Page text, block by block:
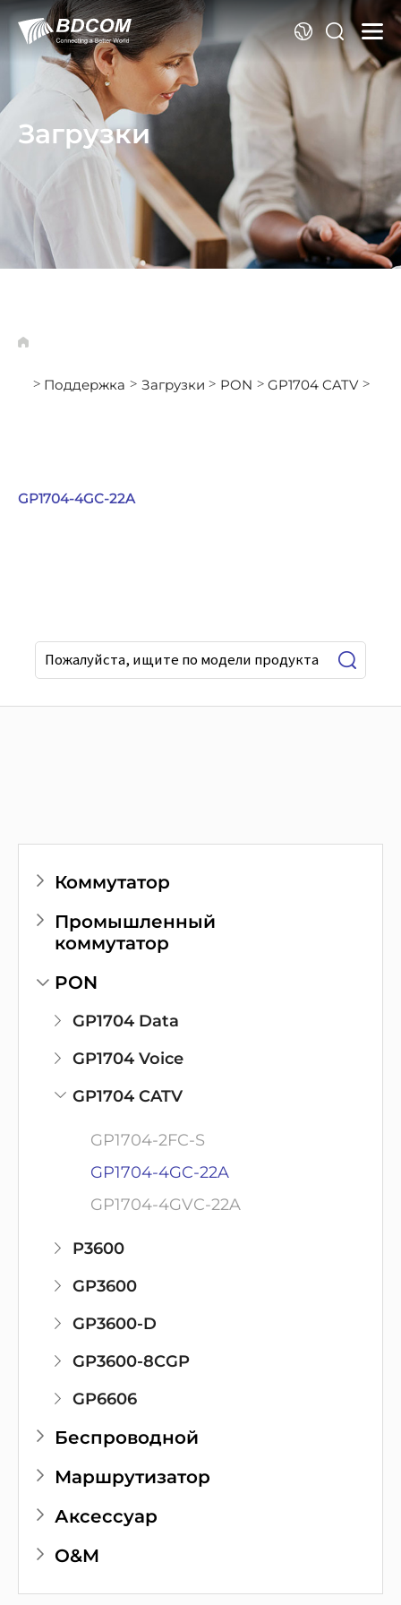
Загрузки
> Поддержка > Загрузки > PON > GP1704 CATV >
GP1704-4GC-22A
Коммутатор
Промышленный
коммутатор
PON
GP1704 Data
GP1704 Voice
GP1704 CATV
GP1704-2FC-S
GP1704-4GC-22A
GP1704-4GVC-22A
P3600
GP3600
GP3600-D
GP3600-8CGP
GP6606
Беспроводной
Маршрутизатор
Аксессуар
O&M